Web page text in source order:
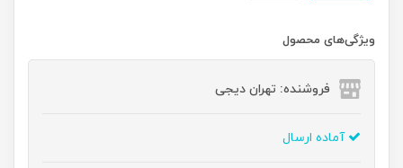
ویژگی‌های محصول
فروشنده: تهران دیجی
آماده ارسال